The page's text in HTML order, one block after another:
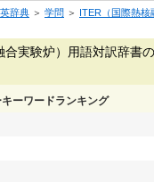
辞典 ＞ 学問 ＞ ITER（国際熱
合実験炉）用語対訳辞書
ーワードランキング